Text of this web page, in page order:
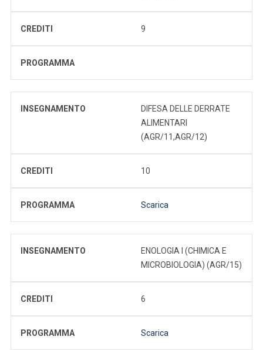
CREDITI 9
PROGRAMMA
INSEGNAMENTO
DIFESA DELLE DERRATE
ALIMENTARI
(AGR/11,AGR/12)
CREDITI 10
PROGRAMMA Scarica
INSEGNAMENTO
ENOLOGIA I (CHIMICA E
MICROBIOLOGIA) (AGR/15)
CREDITI 6
PROGRAMMA Scarica